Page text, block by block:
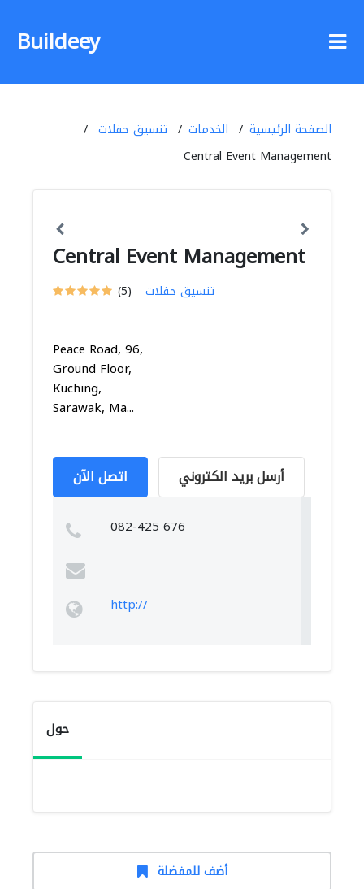
Buildeey
الصفحة الرئيسية الخدمات
تنسيق حفلات
Central Event Management
Central Event Management
(5) تنسيق حفلات
Peace Road, 96,
Ground Floor,
Kuching,
Sarawak, Ma...
اتصل الآن أرسل بريد الكتروني
082-425 676
http://
حول
أضف للمفضلة